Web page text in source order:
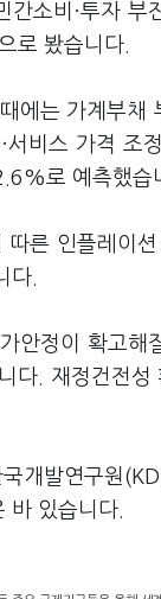
간소비·투자
로 봤습니다.
에는 가계부채
서비스 가격 조
로 예측했습
른 인플레이
다.
안정이 확고해
다. 재정건전
개발연구원
바 있습니다.